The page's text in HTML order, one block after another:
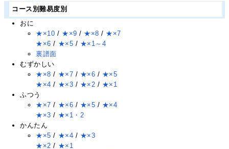
コース別難易度別
おに
★×10 / ★×9 / ★×8 / ★×7
★×6 / ★×5 / ★×1～4
裏譜面
むずかしい
★×8 / ★×7 / ★×6 / ★×5
★×4 / ★×3 / ★×2 / ★×1
ふつう
★×7 / ★×6 / ★×5 / ★×4
★×3 / ★×1・2
かんたん
★×5 / ★×4 / ★×3
★×2 / ★×1